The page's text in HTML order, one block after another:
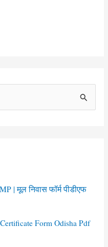
| मूल निवास फॉर्म पीडीएफ
Form Odisha Pdf